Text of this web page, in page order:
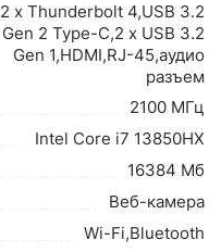
2 х Thunderbolt 4,USB 3.2
Gen 2 Type-C,2 х USB 3.2
Gen 1,HDMI,RJ-45,аудио
разъем
2100 МГц
Intel Core i7 13850HX
16384 Мб
Веб-камера
Wi-Fi,Bluetooth